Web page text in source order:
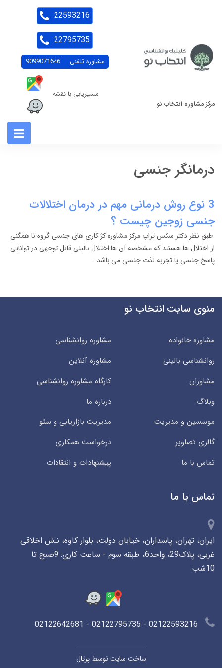
مرکز مشاوره انتخاب نو
مشاوره تلفنی 9099071646
مسیریابی با نقشه
22593216
22795735
درمانگر جنسی
3 نوع روش درمانی مهم در درمان اختلالات
جنسی زوجین چیست ؟
طبق نظر دکتر سکس تراپ مرکز مشاوره کژ کاری های جنسی گروه نا همگنی
از اختلال ها هستند که مشخصه آن ها اختلال بالینی قابل توجهی در توانایی
پاسخ جنسی یا تجربه لذت جنسی می باشد .
منوی سایت انتخاب نو
مشاوره خانواده
مشاوره روانشناسی
روانشناسی بالینی
مشاوره آنلاین
مشاوران
کارگاه مشاوره روانشناسی
وبلاگ
درباره ما
موسسین و مدیریت
مدیریت بازاریابی و سئو
گالری تصاویر
درخواست همکاری
تماس با ما
پیشنهادات و انتقادات
تماس با ما
ایران، تهران، پاسداران، خیابان دولت، بلوار کاوه، نبش اخلاقی
غربی، پلاک29، واحد6، طبقه سوم - ساعت کاری: 9صبح تا
10شب
ساخت سایت توسطپرتال